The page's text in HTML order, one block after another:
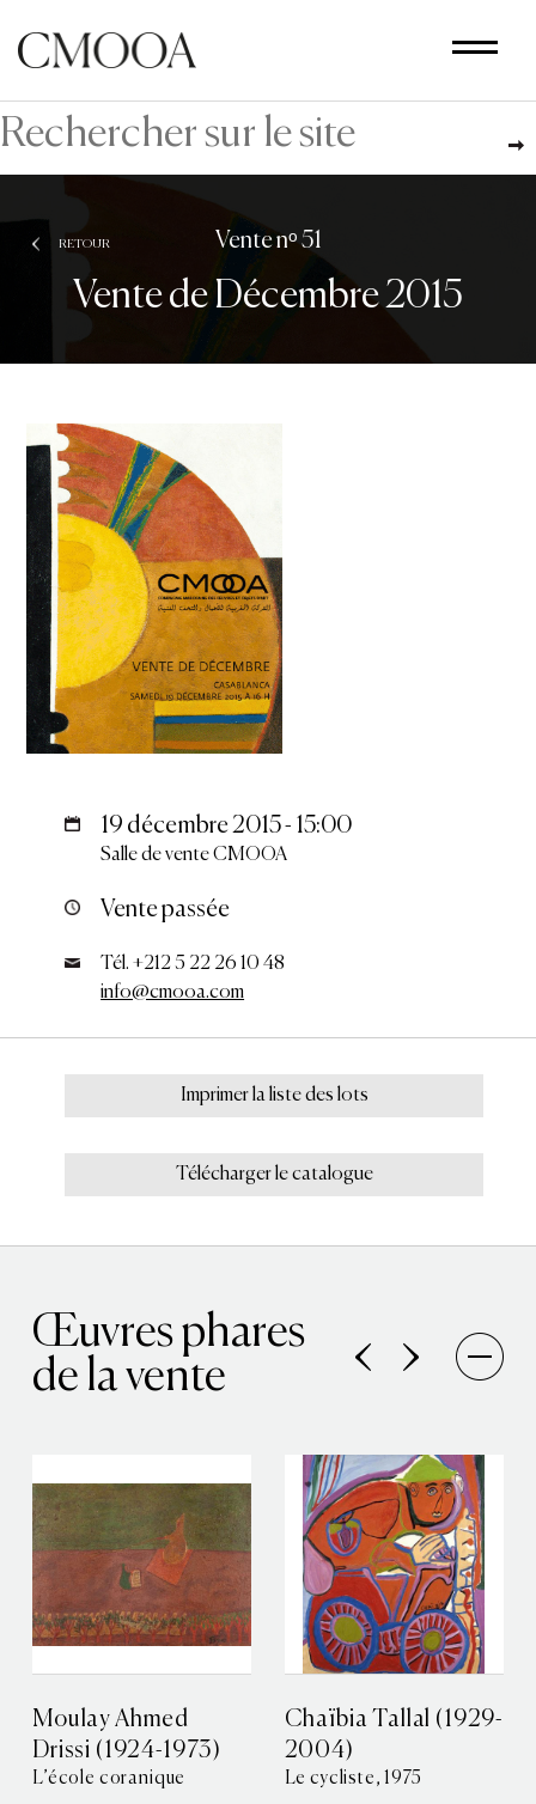
contenu
principal
RETOUR Vente nᵒ 51
Vente de Décembre 2015
19 décembre 2015 - 15:00
Salle de vente CMOOA
Vente passée
Tél. +212 5 22 26 10 48
info@cmooa.com
Imprimer la liste des lots
Télécharger le catalogue
Œuvres phares
de la vente
Moulay Ahmed
Drissi (1924-1973)
L’école coranique
Chaïbia Tallal (1929-
2004)
Le cycliste, 1975